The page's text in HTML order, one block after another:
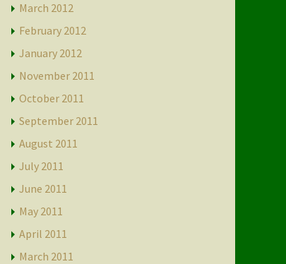
March 2012
February 2012
January 2012
November 2011
October 2011
September 2011
August 2011
July 2011
June 2011
May 2011
April 2011
March 2011